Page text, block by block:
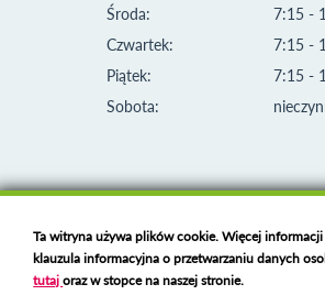
Środa:
Czwartek:
Piątek:
Sobota:
7:15 -
7:15 -
7:15 -
Ta witryna używa plików cookie. Więcej
klauzula informacyjna o przetwarzaniu danych
tutajoraz w stopce na naszej stronie.